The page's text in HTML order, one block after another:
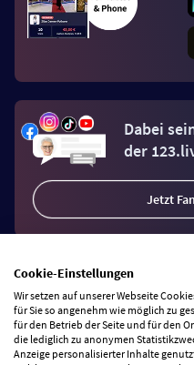
Dabei
der
Jetzt
Vertrag widerrufen
Zahlungsarten
Cookie-Einstellungen
Wir setzen auf unserer Webseite
für Sie so angenehm wie möglich zu
für den Betrieb der Seite und für den
die lediglich zu anonymen
Anzeige personalisierter Inhalte